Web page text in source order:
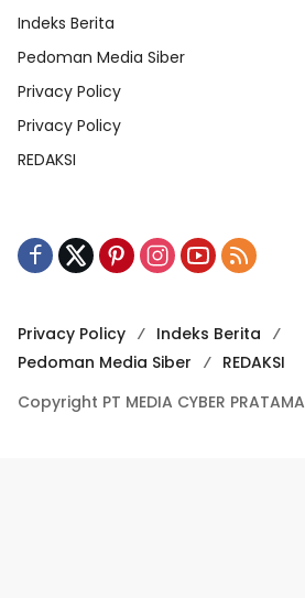
Indeks Berita
Pedoman Media Siber
Privacy Policy
Privacy Policy
REDAKSI
Privacy Policy
Indeks Berita
Pedoman Media Siber
REDAKSI
Copyright PT MEDIA CYBER PRATAMA